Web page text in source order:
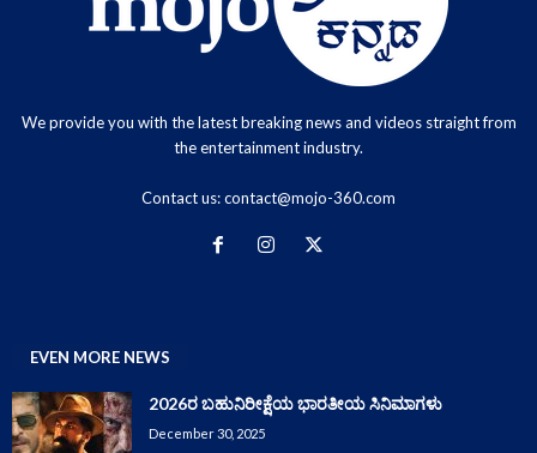
We provide you with the latest breaking news and videos straight from
the entertainment industry.
Contact us:contact@mojo-360.com
EVEN MORE NEWS
2026ರ ಬಹುನಿರೀಕ್ಷೆಯ ಭಾರತೀಯ ಸಿನಿಮಾಗಳು
December 30, 2025